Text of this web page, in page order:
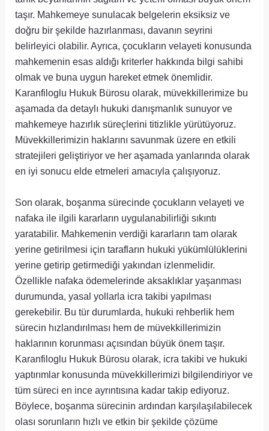
taşır. Mahkemeye sunulacak belgelerin eksiksiz ve
doğru bir şekilde hazırlanması, davanın seyrini
belirleyici olabilir. Ayrıca, çocukların velayeti konusunda
mahkemenin esas aldığı kriterler hakkında bilgi sahibi
olmak ve buna uygun hareket etmek önemlidir.
Karanfiloglu Hukuk Bürosu olarak, müvekkillerimize bu
aşamada da detaylı hukuki danışmanlık sunuyor ve
mahkemeye hazırlık süreçlerini titizlikle yürütüyoruz.
Müvekkillerimizin haklarını savunmak üzere en etkili
stratejileri geliştiriyor ve her aşamada yanlarında olarak
en iyi sonucu elde etmeleri amacıyla çalışıyoruz.
Son olarak, boşanma sürecinde çocukların velayeti ve
nafaka ile ilgili kararların uygulanabilirliği sıkıntı
yaratabilir. Mahkemenin verdiği kararların tam olarak
yerine getirilmesi için tarafların hukuki yükümlülüklerini
yerine getirip getirmediği yakından izlenmelidir.
Özellikle nafaka ödemelerinde aksaklıklar yaşanması
durumunda, yasal yollarla icra takibi yapılması
gerekebilir. Bu tür durumlarda, hukuki rehberlik hem
sürecin hızlandırılması hem de müvekkillerimizin
haklarının korunması açısından büyük önem taşır.
Karanfiloglu Hukuk Bürosu olarak, icra takibi ve hukuki
yaptırımlar konusunda müvekkillerimizi bilgilendiriyor ve
tüm süreci en ince ayrıntısına kadar takip ediyoruz.
Böylece, boşanma sürecinin ardından karşılaşılabilecek
olası sorunların hızlı ve etkin bir şekilde çözüme